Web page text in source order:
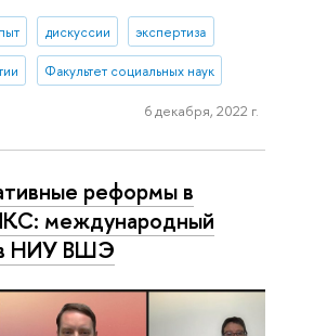
дискуссии экспертиза
Факультет социальных наук
6 декабря, 2022 г.
реформы в
международный
НИУ ВШЭ